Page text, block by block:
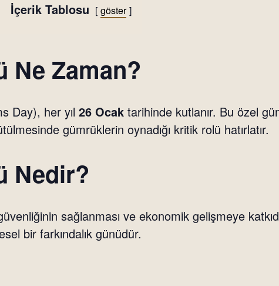
İçerik Tablosu göster
Ne Zaman?
Day), her yıl 26 Ocak tarihinde kutlanır. Bu özel
gümrüklerin oynadığı kritik rolü hatırlatır.
Nedir?
sağlanması ve ekonomik gelişmeye
bir farkındalık günüdür.